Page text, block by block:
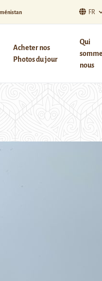
FR
Acheter nos
Photos du jour
Qui
nous